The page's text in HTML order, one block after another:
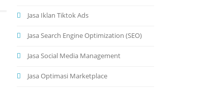
Jasa Iklan Tiktok Ads
Jasa Search Engine Optimization (SEO)
Jasa Social Media Management
Jasa Optimasi Marketplace